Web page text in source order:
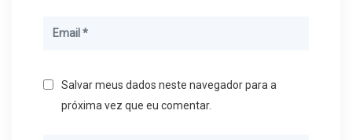
Salvar meus dados neste navegador para a
próxima vez que eu comentar.